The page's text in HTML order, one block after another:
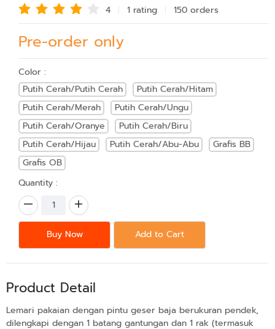
4 1 rating 150 orders
Pre-order only
Color :
Putih Cerah/Putih Cerah
Putih Cerah/Hitam
Putih Cerah/Merah
Putih Cerah/Ungu
Putih Cerah/Oranye
Putih Cerah/Biru
Putih Cerah/Hijau
Putih Cerah/Abu-Abu
Grafis BB
Grafis OB
Quantity :
Buy Now Add to Cart
Product Detail
Lemari pakaian dengan pintu geser baja berukuran pendek,
dilengkapi dengan 1 batang gantungan dan 1 rak (termasuk